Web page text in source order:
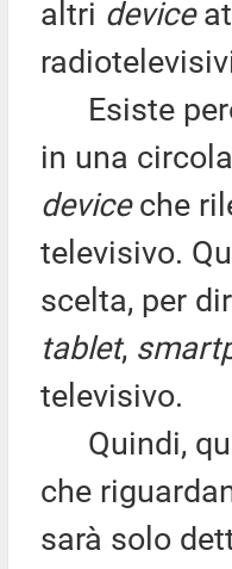
altri device
Esiste
in una
deviceche
televisivo.
scelta, per
tablet,
televisivo.
Quindi,
che
sarà solo